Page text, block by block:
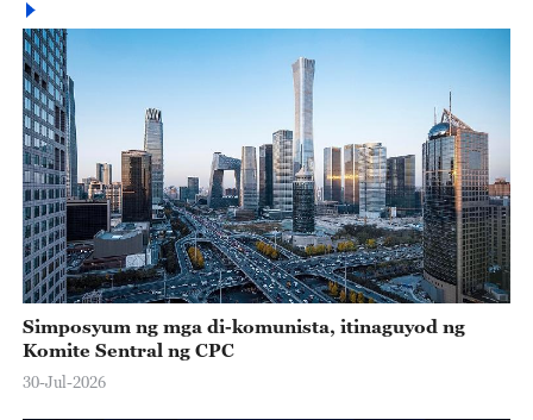
Simposyum ng mga di-komunista, itinaguyod ng
Komite Sentral ng CPC
30-Jul-2026